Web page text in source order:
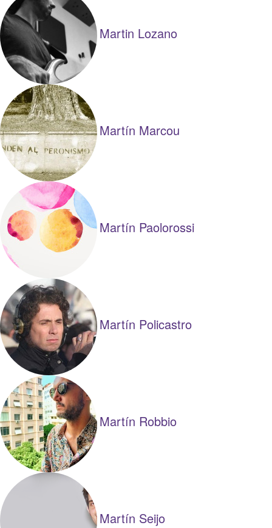
Martin Lozano
Martín Marcou
Martín Paolorossi
Martín Policastro
Martín Robbio
Martín Seijo